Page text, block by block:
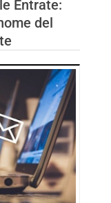
Entrate:
del